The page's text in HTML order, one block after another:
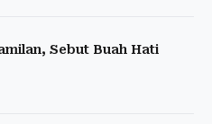
Sebut Buah Hati